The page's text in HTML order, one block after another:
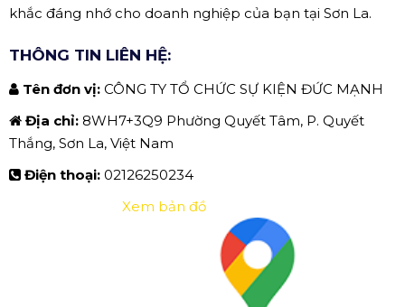
khắc đáng nhớ cho doanh nghiệp của bạn tại Sơn La.
THÔNG TIN LIÊN HỆ:
Tên đơn vị: CÔNG TY TỔ CHỨC SỰ KIỆN ĐỨC MẠNH
Địa chỉ: 8WH7+3Q9 Phường Quyết Tâm, P. Quyết
Thắng, Sơn La, Việt Nam
Điện thoại: 02126250234
Xem bản đồ